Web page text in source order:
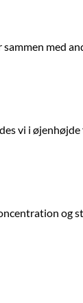
med
vi i
og